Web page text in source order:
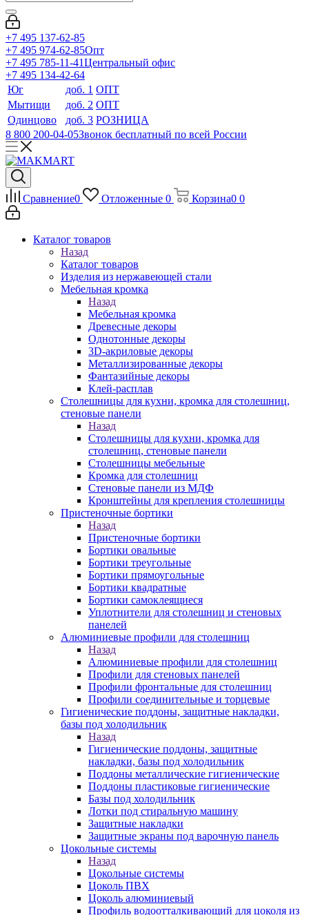
+7 495 137-62-85
+7 495 974-62-85Опт
+7 495 785-11-41Центральный офис
+7 495 134-42-64
Юг
доб. 1 ОПТ
Мытищи
доб. 2 ОПТ
Одинцово
доб. 3 РОЗНИЦА
8 800 200-04-05Звонок бесплатный по всей России
Сравнение0 Отложенные 0 Корзина0 0
Каталог товаров
Назад
Каталог товаров
Изделия из нержавеющей стали
Мебельная кромка
Назад
Мебельная кромка
Древесные декоры
Однотонные декоры
3D-акриловые декоры
Металлизированные декоры
Фантазийные декоры
Клей-расплав
Столешницы для кухни, кромка для столешниц,
стеновые панели
Назад
Столешницы для кухни, кромка для
столешниц, стеновые панели
Столешницы мебельные
Кромка для столешниц
Стеновые панели из МДФ
Кронштейны для крепления столешницы
Пристеночные бортики
Назад
Пристеночные бортики
Бортики овальные
Бортики треугольные
Бортики прямоугольные
Бортики квадратные
Бортики самоклеящиеся
Уплотнители для столешниц и стеновых
панелей
Алюминиевые профили для столешниц
Назад
Алюминиевые профили для столешниц
Профили для стеновых панелей
Профили фронтальные для столешниц
Профили соединительные и торцевые
Гигиенические поддоны, защитные накладки,
базы под холодильник
Назад
Гигиенические поддоны, защитные
накладки, базы под холодильник
Поддоны металлические гигиенические
Поддоны пластиковые гигиенические
Базы под холодильник
Лотки под стиральную машину
Защитные накладки
Защитные экраны под варочную панель
Цокольные системы
Назад
Цокольные системы
Цоколь ПВХ
Цоколь алюминиевый
Профиль водоотталкивающий для цоколя из